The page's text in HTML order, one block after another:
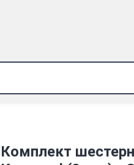
Комплект